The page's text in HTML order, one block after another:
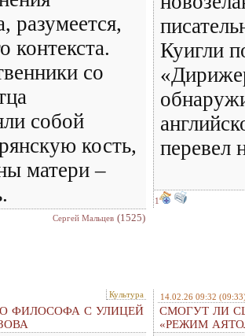
разумеется,
контекста.
со
собой
кость,
матери –
Сергей Мальцев (1525)
Куигли
перевел
1
Культура
ФИЛОСОФА С УЛИЦЕЙ
14.02.26 09:32
СМОГУТ ЛИ
«РЕЖИМ